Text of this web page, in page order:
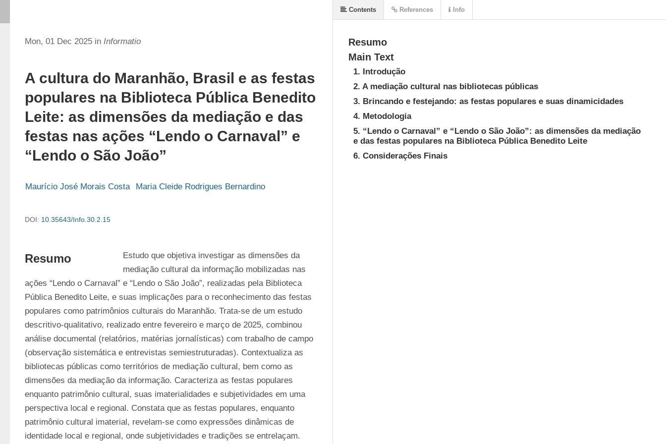
Mon, 01 Dec 2025 in Informatio
A cultura do Maranhão, Brasil e as festas
populares na Biblioteca Pública Benedito
Leite: as dimensões da mediação e das
festas nas ações “Lendo o Carnaval” e
“Lendo o São João”
Maurício José Morais Costa Maria Cleide Rodrigues Bernardino
DOI: 10.35643/Info.30.2.15
Resumo
Estudo que objetiva investigar as dimensões da
mediação cultural da informação mobilizadas nas
ações “Lendo o Carnaval” e “Lendo o São João”, realizadas pela Biblioteca
Pública Benedito Leite, e suas implicações para o reconhecimento das festas
populares como patrimônios culturais do Maranhão. Trata-se de um estudo
descritivo-qualitativo, realizado entre fevereiro e março de 2025, combinou
análise documental (relatórios, matérias jornalísticas) com trabalho de campo
(observação sistemática e entrevistas semiestruturadas). Contextualiza as
bibliotecas públicas como territórios de mediação cultural, bem como as
dimensões da mediação da informação. Caracteriza as festas populares
enquanto patrimônio cultural, suas imaterialidades e subjetividades em uma
perspectiva local e regional. Constata que as festas populares, enquanto
patrimônio cultural imaterial, revelam-se como expressões dinâmicas de
identidade local e regional, onde subjetividades e tradições se entrelaçam.
Resumo
Main Text
1. Introdução
2. A mediação cultural nas bibliotecas públicas
3. Brincando e festejando: as festas populares e suas dinamicidades
4. Metodologia
5. “Lendo o Carnaval” e “Lendo o São João”: as dimensões da mediação
e das festas populares na Biblioteca Pública Benedito Leite
6. Considerações Finais
Contents References Info